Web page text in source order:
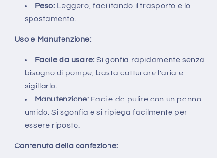
Peso: Leggero, facilitando il trasporto e lo
spostamento.
Uso e Manutenzione:
Facile da usare: Si gonfia rapidamente senza
bisogno di pompe, basta catturare l'aria e
sigillarlo.
Manutenzione: Facile da pulire con un panno
umido. Si sgonfia e si ripiega facilmente per
essere riposto.
Contenuto della confezione: